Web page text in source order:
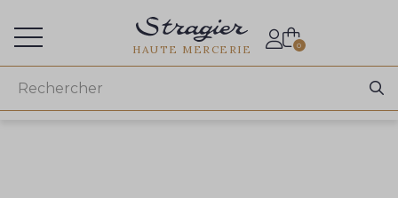
HAUTE MERCERIE 0